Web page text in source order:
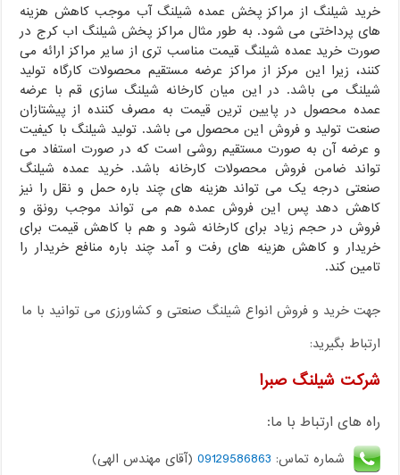
خرید شیلنگ از مراکز پخش عمده شیلنگ آب موجب کاهش هزینه
های پرداختی می شود. به طور مثال مراکز پخش شیلنگ اب کرج در
صورت خرید عمده شیلنگ قیمت مناسب تری از سایر مراکز ارائه می
کنند، زیرا این مرکز از مراکز عرضه مستقیم محصولات کارگاه تولید
شیلنگ می باشد. در این میان کارخانه شیلنگ سازی قم با عرضه
عمده محصول در پایین ترین قیمت به مصرف کننده از پیشتازان
صنعت تولید و فروش این محصول می باشد. تولید شیلنگ با کیفیت
و عرضه آن به صورت مستقیم روشی است که در صورت استفاد می
تواند ضامن فروش محصولات کارخانه باشد. خرید عمده شیلنگ
صنعتی درجه یک می تواند هزینه های چند باره حمل و نقل را نیز
کاهش دهد پس این فروش عمده هم می تواند موجب رونق و
فروش در حجم زیاد برای کارخانه شود و هم با کاهش قیمت برای
خریدار و کاهش هزینه های رفت و آمد چند باره منافع خریدار را
تامین کند.
جهت خرید و فروش انواع شیلنگ صنعتی و کشاورزی می توانید با ما
ارتباط بگیرید:
شرکت شیلنگ صبرا
راه های ارتباط با ما:
شماره تماس: 09129586863 (آقای مهندس الهی)